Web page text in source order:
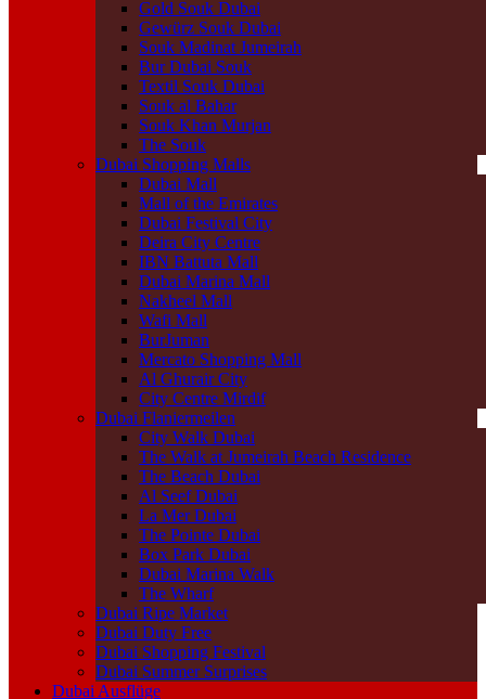
Gold Souk Dubai
Gewürz Souk Dubai
Souk Madinat Jumeirah
Bur Dubai Souk
Textil Souk Dubai
Souk al Bahar
Souk Khan Murjan
The Souk
Dubai Shopping Malls
Dubai Mall
Mall of the Emirates
Dubai Festival City
Deira City Centre
IBN Battuta Mall
Dubai Marina Mall
Nakheel Mall
Wafi Mall
BurJuman
Mercato Shopping Mall
Al Ghurair City
City Centre Mirdif
Dubai Flaniermeilen
City Walk Dubai
The Walk at Jumeirah Beach Residence
The Beach Dubai
Al Seef Dubai
La Mer Dubai
The Pointe Dubai
Box Park Dubai
Dubai Marina Walk
The Wharf
Dubai Ripe Market
Dubai Duty Free
Dubai Shopping Festival
Dubai Summer Surprises
Dubai Ausflüge